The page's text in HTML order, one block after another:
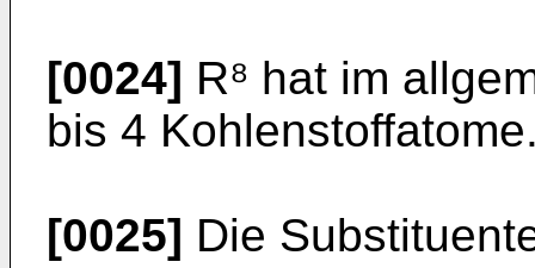
[0024] R⁸ hat im
bis 4
[0025] Die